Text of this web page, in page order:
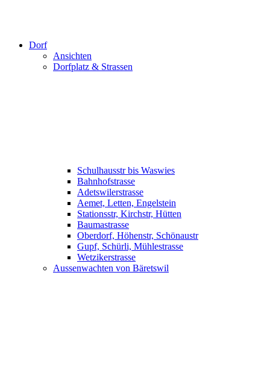
Dorf
Ansichten
Dorfplatz & Strassen
Schulhausstr bis Waswies
Bahnhofstrasse
Adetswilerstrasse
Aemet, Letten, Engelstein
Stationsstr, Kirchstr, Hütten
Baumastrasse
Oberdorf, Höhenstr, Schönaustr
Gupf, Schürli, Mühlestrasse
Wetzikerstrasse
Aussenwachten von Bäretswil